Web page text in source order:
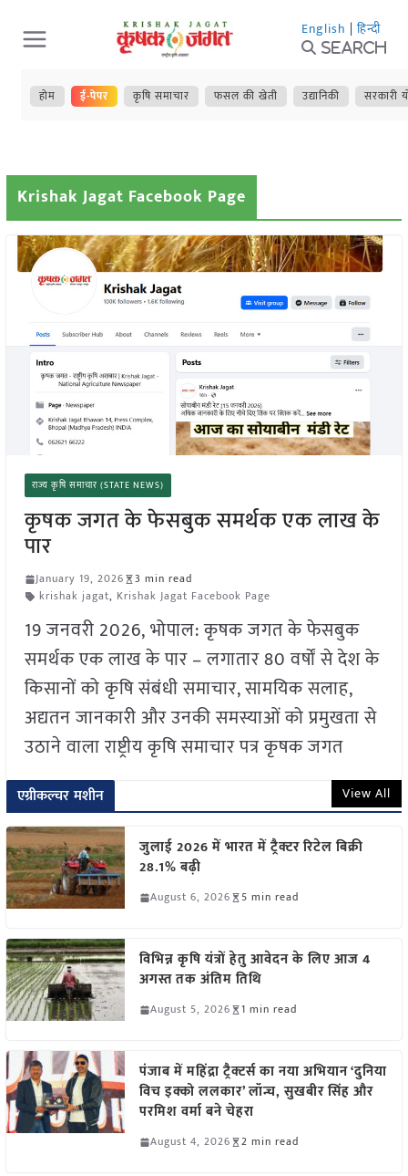
Skip
to
content
English | हिन्दी
Search
होम ई-पेपर कृषि समाचार फसल की खेती उद्यानिकी सरकारी
Krishak Jagat Facebook Page
राज्य कृषि समाचार (STATE NEWS)
कृषक जगत के फेसबुक समर्थक एक लाख के
पार
January 19, 2026
3 min read
krishak jagat, Krishak Jagat Facebook Page
19 जनवरी 2026, भोपाल: कृषक जगत के फेसबुक
समर्थक एक लाख के पार – लगातार 80 वर्षों से देश के
किसानों को कृषि संबंधी समाचार, सामयिक सलाह,
अद्यतन जानकारी और उनकी समस्याओं को प्रमुखता से
उठाने वाला राष्ट्रीय कृषि समाचार पत्र कृषक जगत
एग्रीकल्चर मशीन View All
जुलाई 2026 में भारत में ट्रैक्टर रिटेल बिक्री
28.1% बढ़ी
August 6, 2026 5 min read
विभिन्न कृषि यंत्रों हेतु आवेदन के लिए आज 4
अगस्त तक अंतिम तिथि
August 5, 2026 1 min read
पंजाब में महिंद्रा ट्रैक्टर्स का नया अभियान ‘दुनिया
विच इक्को ललकार’ लॉन्च, सुखबीर सिंह और
परमिश वर्मा बने चेहरा
August 4, 2026 2 min read